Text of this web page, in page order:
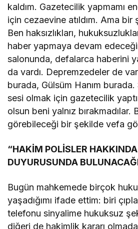
kaldım. Gazetecilik yapmamı
için cezaevine atıldım. Ama
Ben haksızlıkları,
haber yapmaya devam
salonunda, defalarca haberini
da vardı. Depremzedeler de
burada, Gülsüm Hanım burada.
sesi olmak için gazetecilik
olsun beni yalnız
görebileceği bir şekilde vefa
“HAKİM POLİSLER
DUYURUSUNDA
Bugün mahkemede birçok
yaşadığımı ifade ettim: biri
telefonu sinyalime hukuksuz
diğeri de hakimlik kararı